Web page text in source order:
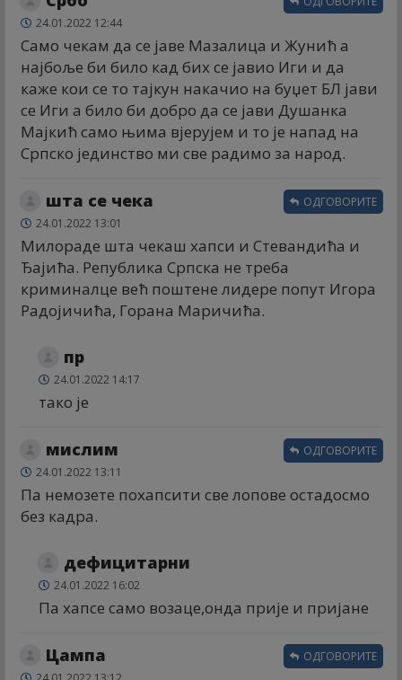
24.01.2022 12:44
Само чекам да се јаве Мазалица и Жунић а
најбоље би било кад бих се јавио Иги и да
каже кои се то тајкун накачио на буџет БЛ јави
се Иги а било би добро да се јави Душанка
Мајкић само њима вјерујем и то је напад на
Српско јединство ми све радимо за народ.
шта се чека
24.01.2022 13:01
Милораде шта чекаш хапси и Стевандића и
Ђајића. Република Српска не треба
криминалце већ поштене лидере попут Игора
Радојичића, Горана Маричића.
ОДГОВОРИТЕ
пр
24.01.2022 14:17
тако је
мислим
24.01.2022 13:11
Па немозете похапсити све лопове остадосмо
без кадра.
ОДГОВОРИТЕ
дефицитарни
24.01.2022 16:02
Па хапсе само возаце,онда прије и пријане
Цампа ОДГОВОРИТЕ